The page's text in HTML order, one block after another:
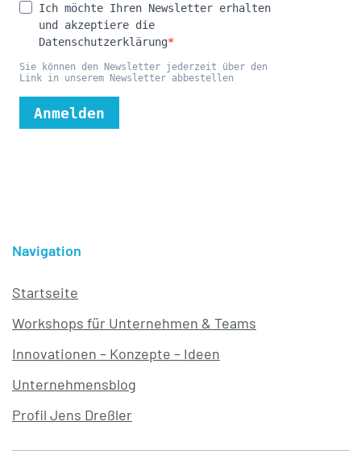
Navigation
Startseite
Workshops für Unternehmen & Teams
Innovationen – Konzepte – Ideen
Unternehmensblog
Profil Jens Dreßler